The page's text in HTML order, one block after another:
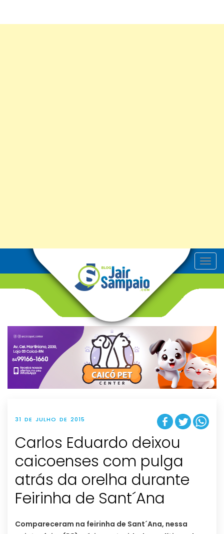
T
o
v
g
t
i
o
n
31 DE JULHO DE 2015
Carlos Eduardo deixou
caicoenses com pulga
atrás da orelha durante
Feirinha de Sant´Ana
Compareceram na feirinha de Sant´Ana, nessa